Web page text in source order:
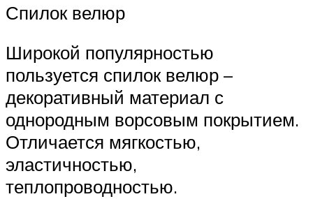
Спилок велюр
Широкой популярностью
пользуется спилок велюр –
декоративный материал с
однородным ворсовым покрытием.
Отличается мягкостью,
эластичностью,
теплопроводностью.